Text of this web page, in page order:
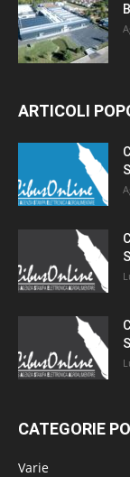
ARTICOLI
CATEGORIE
Varie